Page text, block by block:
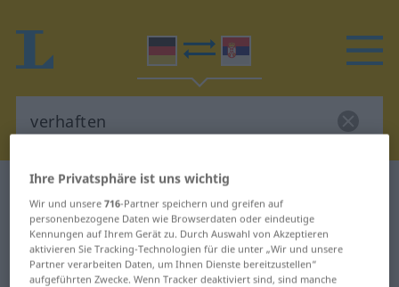
Deutsch-Serbisch Wörterbuch
Deutsch-Serbisch Übersetzung für
"verhaften"
Ihre Privatsphäre ist uns wichtig
Wir und unsere716-Partner speichern und greifen auf
personenbezogene Daten wie Browserdaten oder eindeutige
Kennungen auf Ihrem Gerät zu. Durch Auswahl von Akzeptieren
aktivieren Sie Tracking-Technologien für die unter „Wir und unsere
Partner verarbeiten Daten, um Ihnen Dienste bereitzustellen“
aufgeführten Zwecke. Wenn Tracker deaktiviert sind, sind manche